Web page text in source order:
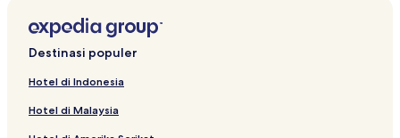
Serviced Apartment di Wichit
Hotel Pantai di Nai Harn
Hotel Bintang 5 di Karon
Hotel Pantai di Karon
Destinasi populer
Hotel di Indonesia
Hotel di Malaysia